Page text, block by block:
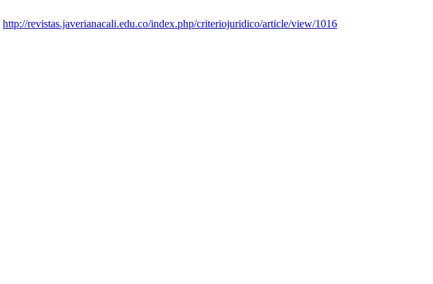
http://revistas.javerianacali.edu.co/index.php/criteriojuridico/article/view/1016